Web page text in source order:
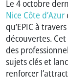
Le 4 octobre
Nice Côte d’Azur
qu’EPIC à
découvertes.
des
sujets clés et
renforcer